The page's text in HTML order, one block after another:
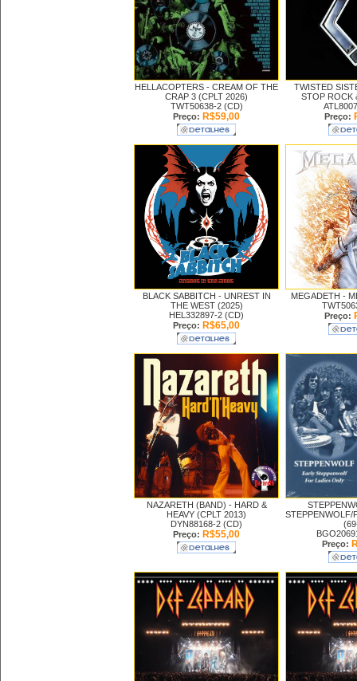
HELLACOPTERS - CREAM OF THE
CRAP 3 (CPLT 2026)
TWT50638-2 (CD)
Preço: R$59,00
TWISTED
STOP ROCK
Preço:
BLACK SABBITCH - UNREST IN
THE WEST (2025)
HEL332897-2 (CD)
Preço: R$65,00
MEGADETH -
Preço:
NAZARETH (BAND) - HARD &
HEAVY (CPLT 2013)
DYN88168-2 (CD)
Preço: R$55,00
STEPPENWOLF/
Preço: